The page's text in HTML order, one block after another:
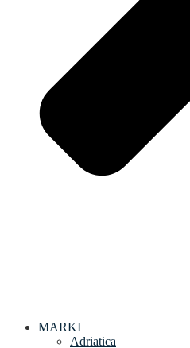
MARKI
Adriatica